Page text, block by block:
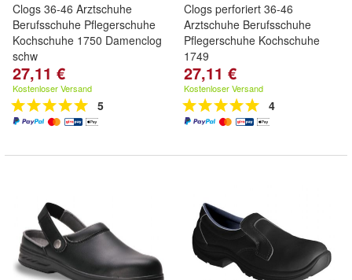
Clogs 36-46 Arztschuhe
Berufsschuhe Pflegerschuhe
Kochschuhe 1750 Damenclog
schw
27,11 €
Kostenloser Versand
5
Clogs perforiert 36-46
Arztschuhe Berufsschuhe
Pflegerschuhe Kochschuhe
1749
27,11 €
Kostenloser Versand
4